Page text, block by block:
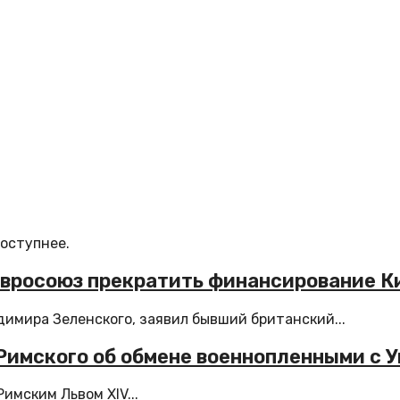
прекратить финансирование
Зеленского, заявил бывший британский...
об обмене военнопленными с
Львом XIV...